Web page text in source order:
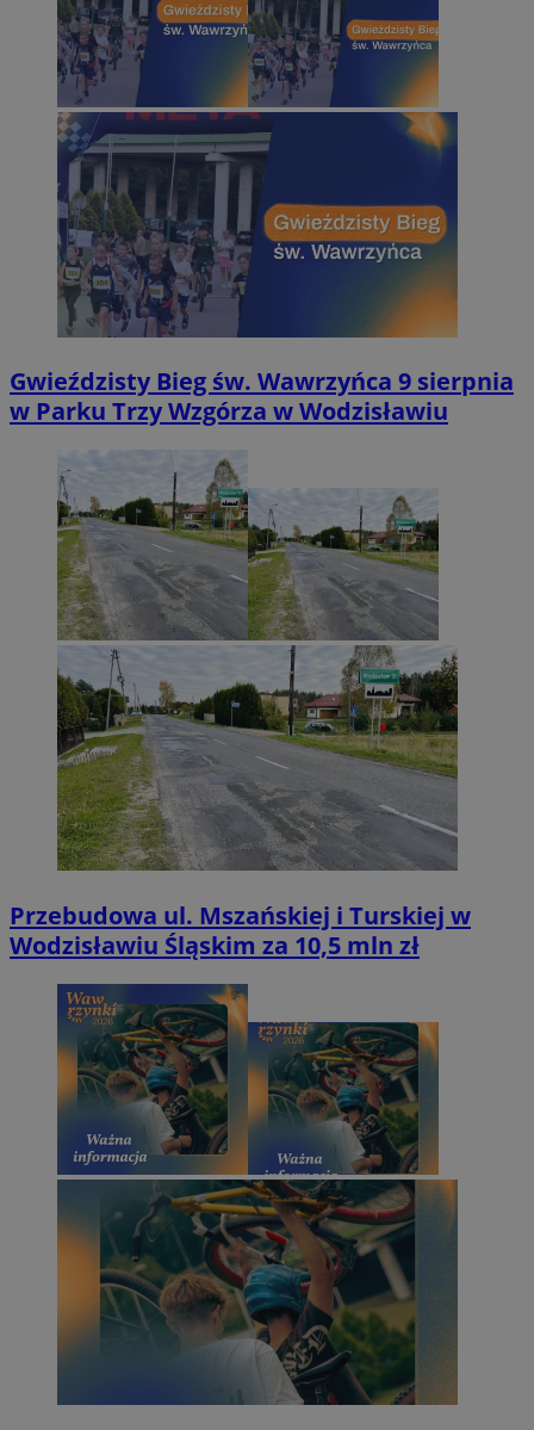
Gwieździsty Bieg św. Wawrzyńca 9 sierpnia
w Parku Trzy Wzgórza w Wodzisławiu
Przebudowa ul. Mszańskiej i Turskiej w
Wodzisławiu Śląskim za 10,5 mln zł